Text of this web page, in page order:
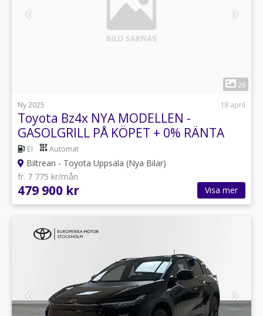
26
Ny 2025
18 april
Toyota Bz4x NYA MODELLEN -
GASOLGRILL PÅ KÖPET + 0% RÄNTA
El Automat
Biltrean - Toyota Uppsala (Nya Bilar)
fr. 7 775 kr/mån
479 900 kr Visa mer